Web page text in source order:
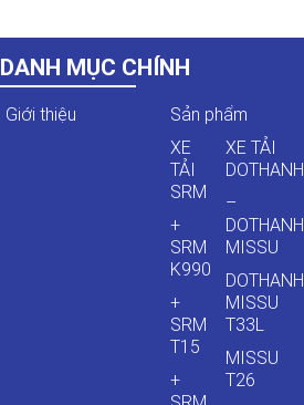
DANH MỤC CHÍNH
Giới thiệu
Sản phẩm
XE
TẢI
SRM
+
SRM
K990
+
SRM
T15
+
XE TẢI
DOTHANH
–
DOTHANH
MISSU
DOTHANH
MISSU
T33L
MISSU
T26